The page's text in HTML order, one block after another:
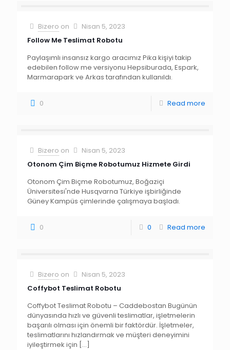
Bizero on
Nisan 5, 2023
Follow Me Teslimat Robotu
Paylaşımlı insansız kargo aracımız Pika kişiyi takip
edebilen follow me versiyonu Hepsiburada, Espark,
Marmarapark ve Arkas tarafından kullanıldı.
0 Read more
Bizero on
Nisan 5, 2023
Otonom Çim Biçme Robotumuz Hizmete Girdi
Otonom Çim Biçme Robotumuz, Boğaziçi
Üniversitesi'nde Husqvarna Türkiye işbirliğinde
Güney Kampüs çimlerinde çalışmaya başladı.
0 0 Read more
Bizero on
Nisan 5, 2023
Coffybot Teslimat Robotu
Coffybot Teslimat Robotu – Caddebostan Bugünün
dünyasında hızlı ve güvenli teslimatlar, işletmelerin
başarılı olması için önemli bir faktördür. İşletmeler,
teslimatlarını hızlandırmak ve müşteri deneyimini
iyileştirmek için […]